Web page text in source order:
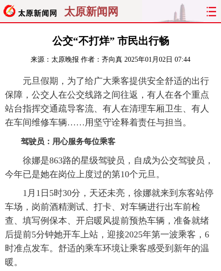
太原新闻网
聚焦 太原
经济 关注 文明 出行
纵横 曝光 综合 专题
旅游 理财 政务 教育
看天下 晋月读
太原日报 太原晚报 热评 社区
公交“不打烊” 市民出行畅
来源： 太原晚报 作者：齐向真 2025年01月02日 07:44
元旦假期，为了给广大乘客提供安全舒适的出行
保障，公交人在公交线路之间往返，有人在各个重点
站台指挥交通疏导客流、有人在清理车厢卫生、有人
在车间维修车辆……用坚守诠释着责任与担当。
驾驶员：用心服务每位乘客
徐娜是863路的星级驾驶员，自成为公交驾驶员，
今年已是她在岗位上度过的第10个元旦。
1月1日5时30分，天还未亮，徐娜就来到东客站停
车场，岗前酒精测试、打卡、对车辆进行出车前检
查、填写例保本、开启暖风提前预热车辆，准备就绪
后提前5分钟她开车上站，迎接2025年第一波乘客，6
时准点发车。舒适的乘车环境让乘客感受到新年的温
暖。